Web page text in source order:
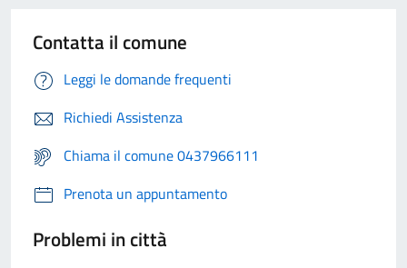
Contatta il comune
Leggi le domande frequenti
Richiedi Assistenza
Chiama il comune 0437966111
Prenota un appuntamento
Problemi in città